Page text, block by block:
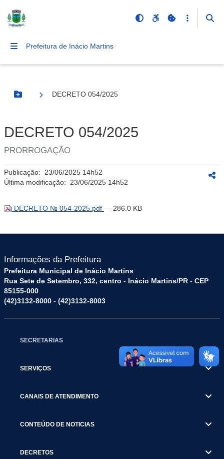
Prefeitura de Inácio Martins
Botão Menu
DECRETO 054/2025
DECRETO 054/2025
PRORROGAÇÃO
Publicação: 23/06/2025 14h52
Última modificação: 23/06/2025 14h52
DECRETO № 054-2025.pdf — 286.0 KB
Informações da Prefeitura
Prefeitura Municipal de Inácio Martins
Rua Sete de Setembro, 332, centro - Inácio Martins/PR - CEP
85155-000
(42)3132-8000 - (42)3132-8003
SECRETARIAS
SERVIÇOS
CANAIS DE ATENDIMENTO
CONTEÚDO DE NOTICIAS
DECRETOS